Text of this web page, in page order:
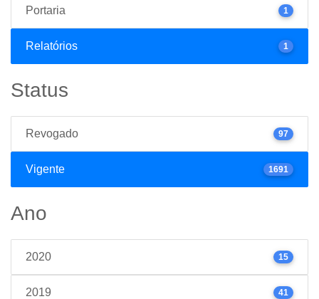
Portaria 1
Relatórios 1
Status
Revogado 97
Vigente 1691
Ano
2020 15
2019 41